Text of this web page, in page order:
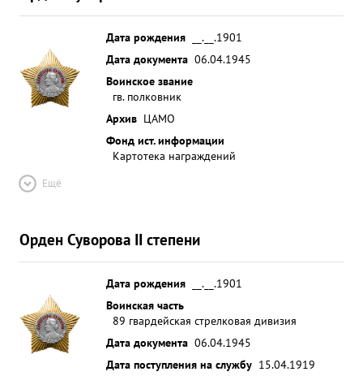
Дата рождения
__.__.1901
Дата документа 06.04.1945
Воинское звание
гв. полковник
Архив ЦАМО
Фонд ист. информации
Картотека награждений
Ещё
Орден Суворова II степени
Дата рождения
__.__.1901
Воинская часть
89 гвардейская стрелковая дивизия
Дата документа 06.04.1945
Дата поступления на службу 15.04.1919